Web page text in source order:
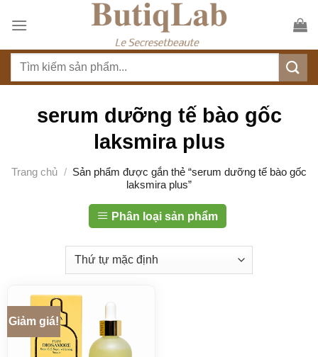
serum dưỡng tế bào gốc
laksmira plus
Trang chủ / Sản phẩm được gắn thẻ “serum dưỡng tế bào gốc
laksmira plus”
Phân loại sản phẩm
Giảm giá!